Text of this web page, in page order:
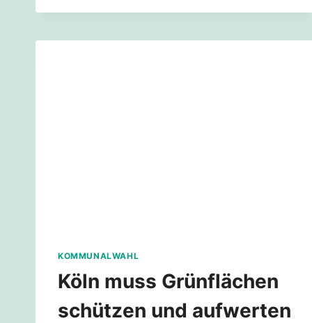
KOMMUNALWAHL
Köln muss Grünflächen
schützen und aufwerten